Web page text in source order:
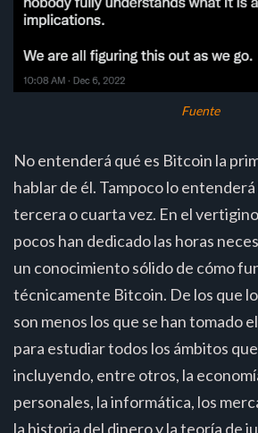
Fuente
No entenderá qué es Bitcoin la
hablar de él. Tampoco lo entenderá
tercera o cuarta vez. En el
pocos han dedicado las horas
un conocimiento sólido de cómo
técnicamente Bitcoin. De los que
son menos los que se han tomado
para estudiar todos los ámbitos
incluyendo, entre otros, la
personales, la informática, los
la historia del dinero y la teoría de